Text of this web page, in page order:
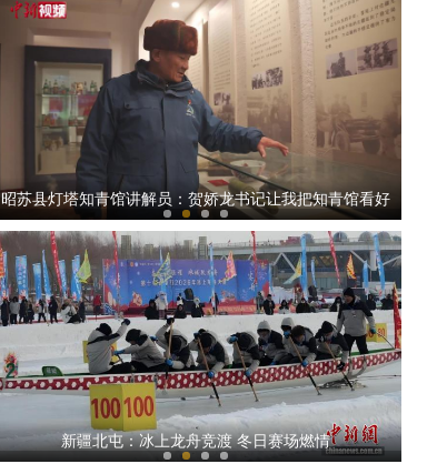
昭苏县灯塔知青馆讲解员：贺娇龙书记让我把知青馆看好
-20℃严寒 4600米雪域之巅 看新疆特警硬核练兵
新疆北屯：冰上龙舟竞渡 冬日赛场燃情